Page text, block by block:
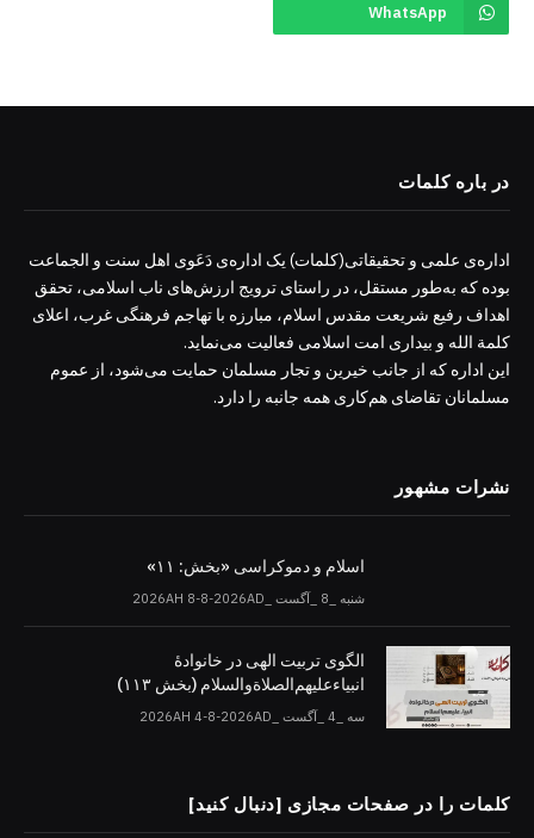
WhatsApp
در باره کلمات
اداره‌ی علمی و تحقیقاتی(کلمات) یک اداره‌ی دَعَوی اهل سنت و الجماعت
بوده که به‌طور مستقل، در راستای ترویج ارزش‌های ناب اسلامی، تحقق
اهداف رفیع شریعت مقدس اسلام، مبارزه با تهاجم فرهنگی غرب، اعلای
کلمة الله و بیداری امت اسلامی فعالیت می‌نماید.
این اداره که از جانب خیرین و تجار مسلمان حمایت می‌شود، از عموم
مسلمانان تقاضای هم‌کاری همه جانبه را دارد.
نشرات مشهور
اسلام و دموکراسی «بخش: ۱۱»
شنبه _8 _آگست _2026AH 8-8-2026AD
الگوی تربیت الهی در خانوادۀ
انبیاءعلیهم‌الصلاةو‌السلام (بخش ۱۱۳)
سه _4 _آگست _2026AH 4-8-2026AD
کلمات را در صفحات مجازی [دنبال کنید]